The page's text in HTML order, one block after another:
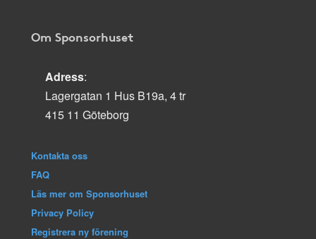
Om Sponsorhuset
Adress:
Lagergatan 1 Hus B19a, 4 tr
415 11 Göteborg
Kontakta oss
FAQ
Läs mer om Sponsorhuset
Privacy Policy
Registrera ny förening